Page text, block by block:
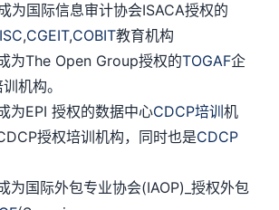
国际信息审计协会ISACA授权的
,CGEIT,COBIT教育机构
The Open Group授权的TOGAF企
机构。
EPI 授权的数据中心CDCP培训机
授权培训机构，同时也是CDCP
国际外包专业协会(IAOP)_授权外包